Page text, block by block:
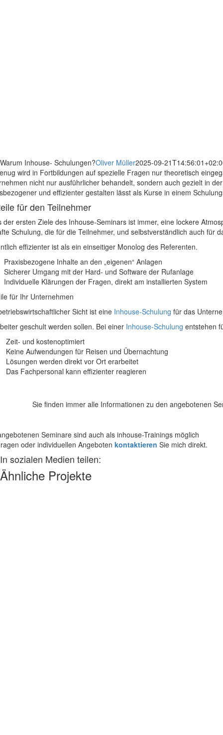
Warum Inhouse- Schulungen?Oliver Müller2025-09-
wird in Fortbildungen auf spezielle Fragen nur theoretisch
nicht nur ausführlicher behandelt, sondern auch gezielt in
und effizienter gestalten lässt als Kurse in einem
für den Teilnehmer
der ersten Ziele des Inhouse-Seminars ist immer, eine lockere
Schulung, die für die Teilnehmer, und selbstverständlich auch für
effizienter ist als ein einseitiger Monolog des Referenten.
Praxisbezogene Inhalte an den „eigenen“ Anlagen
Sicherer Umgang mit der Hard- und Software der Rufanlage
Individuelle Klärungen der Fragen, direkt am installierten System
für Ihr Unternehmen
Sicht ist eine Inhouse-Schulung für das
geschult werden sollen. Bei einer Inhouse-Schulung entstehen
Zeit- und kostenoptimiert
Keine Aufwendungen für Reisen und Übernachtung
Lösungen werden direkt vor Ort erarbeitet
Das Fachpersonal kann effizienter reagieren
Sie finden immer alle Informationen zu den angebotenen
Seminare sind auch als inhouse-Trainings möglich
oder individuellen Angebotenkontaktieren Sie mich direkt.
In sozialen Medien teilen:
Facebook
X
LinkedIn
Pinterest
E-
Mail
Ähnliche Projekte